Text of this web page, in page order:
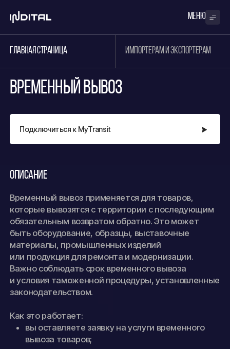
меню
ГЛАВНАЯ СТРАНИЦА ИМПОРТЕРАМ И ЭКСПОРТЕРАМ
Временный вывоз
Подключиться к MyTransit
Описание
Временный вывоз применяется для товаров,
которые вывозятся с территории с последующим
обязательным возвратом обратно. Это может
быть оборудование, образцы, выставочные
материалы, промышленных изделий
или продукция для ремонта и модернизации.
Важно соблюдать срок временного вывоза
и условия таможенной процедуры, установленные
законодательством.
Как это работает:
вы оставляете заявку на услуги временного
вывоза товаров;